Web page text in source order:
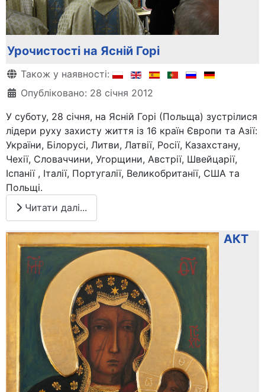
Урочистості на Ясній Горі
Деталі
Також у наявності:
Опубліковано: 28 січня 2012
У суботу, 28 січня, на Ясній Горі (Польща) зустрілися
лідери руху захисту життя із 16 країн Європи та Азії:
України, Білорусі, Литви, Латвії, Росії, Казахстану,
Чехії, Словаччини, Угорщини, Австрії, Швейцарії,
Іспанії , Італії, Португалії, Великобританії, США та
Польщі.
Читати далі...
АКТ